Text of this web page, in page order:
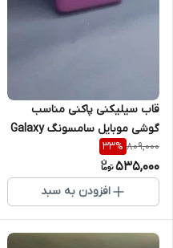
قاب سیلیکنی پاکنی مناسب
گوشی موبایل سامسونگ Galaxy
A71
809,000
33%
535,000
افزودن به سبد